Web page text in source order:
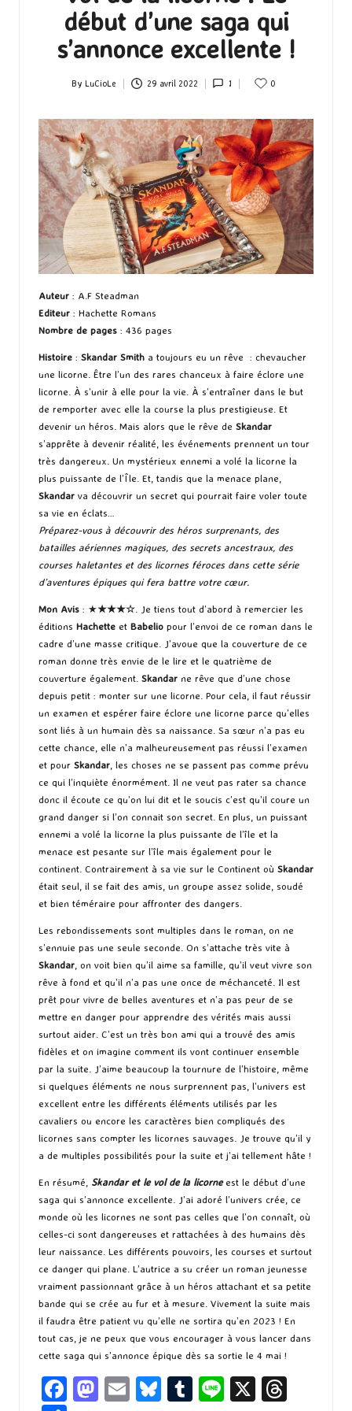
début d’une saga qui
s’annonce excellente !
Posted
By LuCioLe 29 avril 2022 1 0
Auteur : A.F Steadman
Editeur : Hachette Romans
Nombre de pages : 436 pages
Histoire : Skandar Smith a toujours eu un rêve : chevaucher
une licorne. Être l’un des rares chanceux à faire éclore une
licorne. À s’unir à elle pour la vie. À s’entraîner dans le but
de remporter avec elle la course la plus prestigieuse. Et
devenir un héros. Mais alors que le rêve de Skandar
s’apprête à devenir réalité, les événements prennent un tour
très dangereux. Un mystérieux ennemi a volé la licorne la
plus puissante de l’Île. Et, tandis que la menace plane,
Skandar va découvrir un secret qui pourrait faire voler toute
sa vie en éclats…
Préparez-vous à découvrir des héros surprenants, des
batailles aériennes magiques, des secrets ancestraux, des
courses haletantes et des licornes féroces dans cette série
d’aventures épiques qui fera battre votre cœur.
Mon Avis : ★★★★☆. Je tiens tout d’abord à remercier les
éditions Hachette et Babelio pour l’envoi de ce roman dans le
cadre d’une masse critique. J’avoue que la couverture de ce
roman donne très envie de le lire et le quatrième de
couverture également. Skandar ne rêve que d’une chose
depuis petit : monter sur une licorne. Pour cela, il faut réussir
un examen et espérer faire éclore une licorne parce qu’elles
sont liés à un humain dès sa naissance. Sa sœur n’a pas eu
cette chance, elle n’a malheureusement pas réussi l’examen
et pour Skandar, les choses ne se passent pas comme prévu
ce qui l’inquiète énormément. Il ne veut pas rater sa chance
donc il écoute ce qu’on lui dit et le soucis c’est qu’il coure un
grand danger si l’on connait son secret. En plus, un puissant
ennemi a volé la licorne la plus puissante de l’île et la
menace est pesante sur l’île mais également pour le
continent. Contrairement à sa vie sur le Continent où Skandar
était seul, il se fait des amis, un groupe assez solide, soudé
et bien téméraire pour affronter des dangers.
Les rebondissements sont multiples dans le roman, on ne
s’ennuie pas une seule seconde. On s’attache très vite à
Skandar, on voit bien qu’il aime sa famille, qu’il veut vivre son
rêve à fond et qu’il n’a pas une once de méchanceté. Il est
prêt pour vivre de belles aventures et n’a pas peur de se
mettre en danger pour apprendre des vérités mais aussi
surtout aider. C’est un très bon ami qui a trouvé des amis
fidèles et on imagine comment ils vont continuer ensemble
par la suite. J’aime beaucoup la tournure de l’histoire, même
si quelques éléments ne nous surprennent pas, l’univers est
excellent entre les différents éléments utilisés par les
cavaliers ou encore les caractères bien compliqués des
licornes sans compter les licornes sauvages. Je trouve qu’il y
a de multiples possibilités pour la suite et j’ai tellement hâte !
En résumé, Skandar et le vol de la licorneest le début d’une
saga qui s’annonce excellente. J’ai adoré l’univers crée, ce
monde où les licornes ne sont pas celles que l’on connaît, où
celles-ci sont dangereuses et rattachées à des humains dès
leur naissance. Les différents pouvoirs, les courses et surtout
ce danger qui plane. L’autrice a su créer un roman jeunesse
vraiment passionnant grâce à un héros attachant et sa petite
bande qui se crée au fur et à mesure. Vivement la suite mais
il faudra être patient vu qu’elle ne sortira qu’en 2023 ! En
tout cas, je ne peux que vous encourager à vous lancer dans
cette saga qui s’annonce épique dès sa sortie le 4 mai !
Fa M E
Bl T
Li X